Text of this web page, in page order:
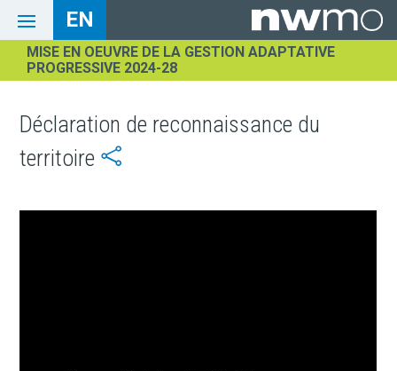
MISE EN OEUVRE DE LA GESTION ADAPTATIVE
PROGRESSIVE 2024-28
EN
Déclaration de reconnaissance du
territoire 